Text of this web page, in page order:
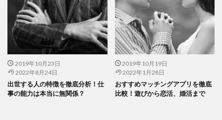
2019年10月23日
2022年8月24日
出世する人の特徴を徹底分析！仕
事の能力は本当に無関係？
2019年10月19日
2022年1月28日
おすすめマッチングアプリを徹底
比較！遊びから恋活、婚活まで